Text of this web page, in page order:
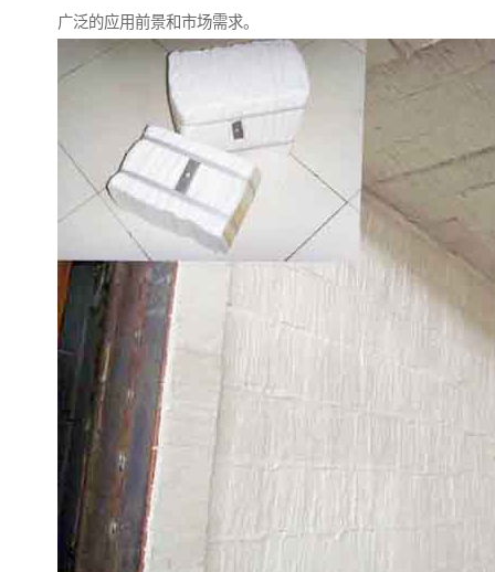
广泛的应用前景和市场需求。